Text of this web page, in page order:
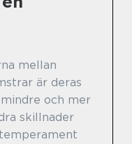
mellan
är deras
och mer
skillnader